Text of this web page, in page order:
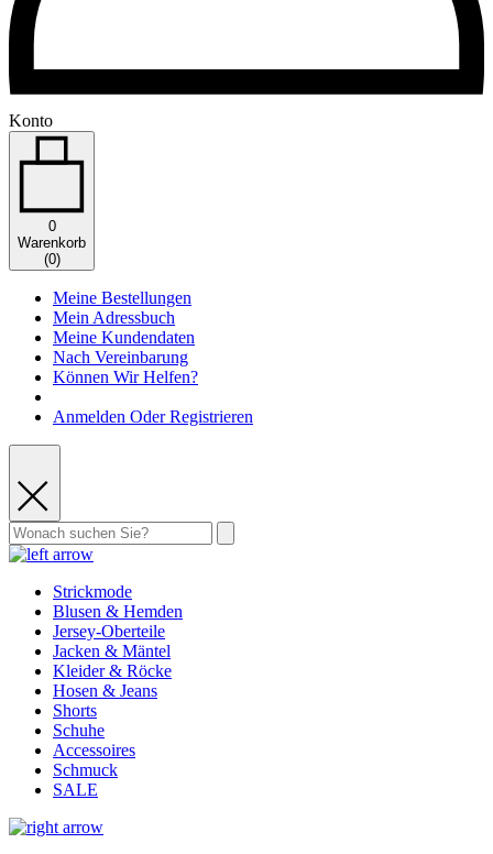
Konto
0
Warenkorb
(0)
Meine Bestellungen
Mein Adressbuch
Meine Kundendaten
Nach Vereinbarung
Können Wir Helfen?
Anmelden Oder Registrieren
Strickmode
Blusen & Hemden
Jersey-Oberteile
Jacken & Mäntel
Kleider & Röcke
Hosen & Jeans
Shorts
Schuhe
Accessoires
Schmuck
SALE